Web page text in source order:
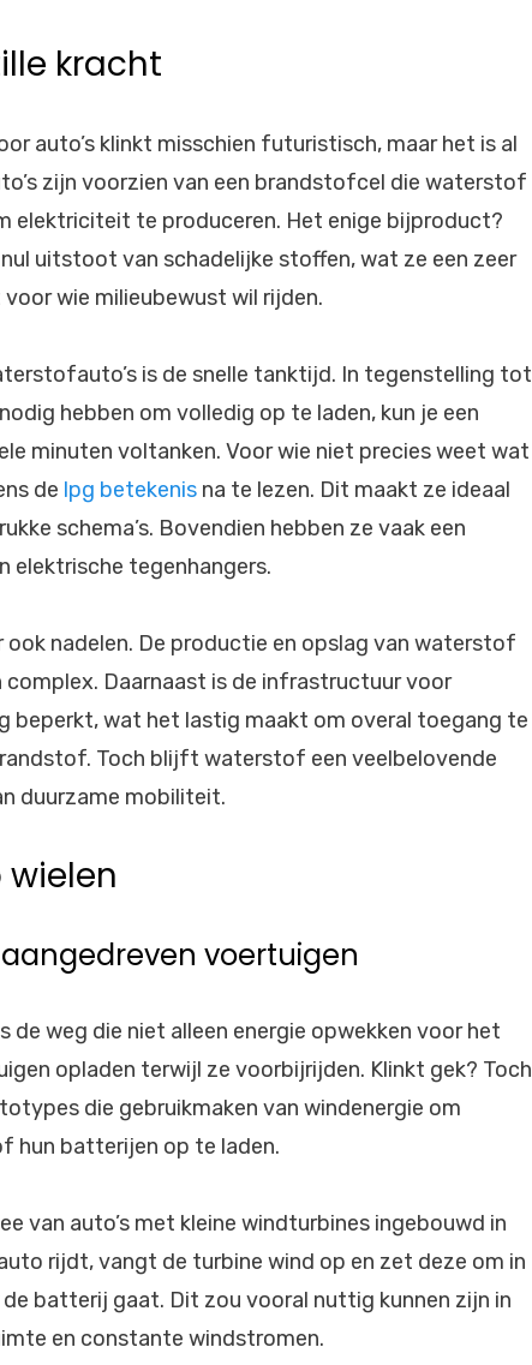
kracht
auto’s klinkt misschien futuristisch, maar het is al
zijn voorzien van een brandstofcel die waterstof
elektriciteit te produceren. Het enige bijproduct?
uitstoot van schadelijke stoffen, wat ze een zeer
wie milieubewust wil rijden.
is de snelle tanktijd. In tegenstelling tot
hebben om volledig op te laden, kun je een
minuten voltanken. Voor wie niet precies weet wat
de lpg betekenis na te lezen. Dit maakt ze ideaal
schema’s. Bovendien hebben ze vaak een
elektrische tegenhangers.
ook nadelen. De productie en opslag van waterstof
complex. Daarnaast is de infrastructuur voor
wat het lastig maakt om overal toegang te
Toch blijft waterstof een veelbelovende
duurzame mobiliteit.
voertuigen
de weg die niet alleen energie opwekken voor het
opladen terwijl ze voorbijrijden. Klinkt gek? Toch
die gebruikmaken van windenergie om
hun batterijen op te laden.
van auto’s met kleine windturbines ingebouwd in
rijdt, vangt de turbine wind op en zet deze om in
batterij gaat. Dit zou vooral nuttig kunnen zijn in
en constante windstromen.